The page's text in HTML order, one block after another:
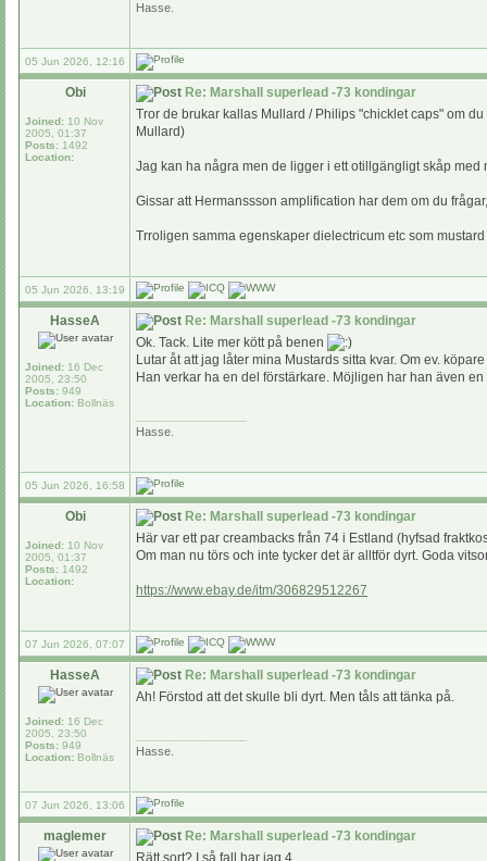
Hasse.
05 Jun 2026, 12:16
Obi
Joined: 10 Nov
2005, 01:37
Posts: 1492
Location:
Re: Marshall superlead -73 kondingar
Tror de brukar kallas Mullard / Philips "chicklet caps" om
Mullard)
Jag kan ha några men de ligger i ett otillgängligt skåp
Gissar att Hermanssson amplification har dem om du
Trroligen samma egenskaper dielectricum etc som
05 Jun 2026, 13:19
HasseA
Joined: 16 Dec
2005, 23:50
Posts: 949
Location: Bollnäs
Re: Marshall superlead -73 kondingar
Ok. Tack. Lite mer kött på benen
Lutar åt att jag låter mina Mustards sitta kvar. Om ev.
Han verkar ha en del förstärkare. Möjligen har han även
Hasse.
05 Jun 2026, 16:58
Obi
Joined: 10 Nov
2005, 01:37
Posts: 1492
Location:
Re: Marshall superlead -73 kondingar
Här var ett par creambacks från 74 i Estland (hyfsad
Om man nu törs och inte tycker det är alltför dyrt. Goda
https://www.ebay.de/itm/306829512267
07 Jun 2026, 07:07
HasseA
Joined: 16 Dec
2005, 23:50
Posts: 949
Location: Bollnäs
Re: Marshall superlead -73 kondingar
Ah! Förstod att det skulle bli dyrt. Men tåls att tänka på.
Hasse.
07 Jun 2026, 13:06
maglemer
Re: Marshall superlead -73 kondingar
Rätt sort? I så fall har jag 4.